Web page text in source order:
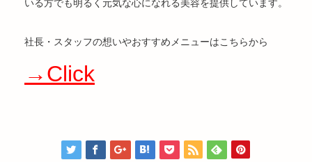
いる方でも明るく元気な心になれる美容を提供しています。
社長・スタッフの想いやおすすめメニューはこちらから
→Click